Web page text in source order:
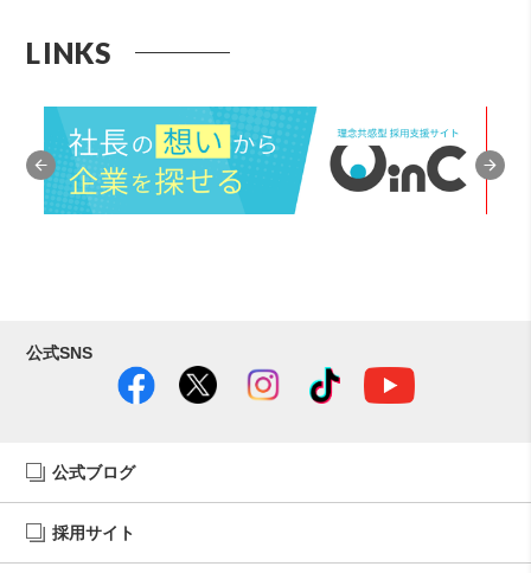
LINKS
公式SNS
公式ブログ
採用サイト